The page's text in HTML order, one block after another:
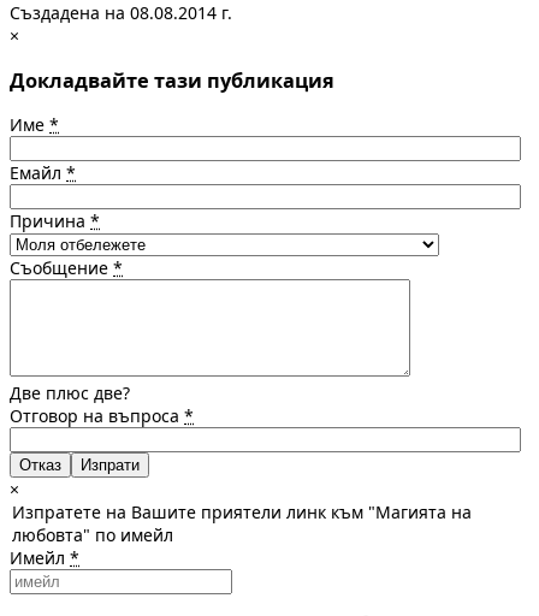
Създадена на 08.08.2014 г.
×
Докладвайте тази публикация
Име *
Емайл *
Причина *
Съобщение *
Две плюс две?
Отговор на въпроса *
Отказ
×
Изпратете на Вашите приятели линк към "Магията на
любовта" по имейл
Имейл *